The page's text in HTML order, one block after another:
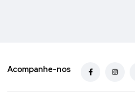
Acompanhe-nos